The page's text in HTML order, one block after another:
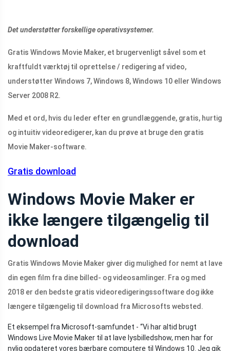
Det understøtter forskellige operativsystemer.
Gratis Windows Movie Maker, et brugervenligt såvel som et
kraftfuldt værktøj til oprettelse / redigering af video,
understøtter Windows 7, Windows 8, Windows 10 eller Windows
Server 2008 R2.
Med et ord, hvis du leder efter en grundlæggende, gratis, hurtig
og intuitiv videoredigerer, kan du prøve at bruge den gratis
Movie Maker-software.
Gratis download
Windows Movie Maker er
ikke længere tilgængelig til
download
Gratis Windows Movie Maker giver dig mulighed for nemt at lave
din egen film fra dine billed- og videosamlinger. Fra og med
2018 er den bedste gratis videoredigeringssoftware dog ikke
længere tilgængelig til download fra Microsofts websted.
Et eksempel fra Microsoft-samfundet - “Vi har altid brugt
Windows Live Movie Maker til at lave lysbilledshow, men har for
nylig opdateret vores bærbare computere til Windows 10. Jeg gik